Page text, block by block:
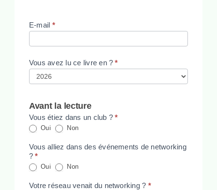
Lecteur
E-mail *
Vous avez lu ce livre en ?*
Avant la lecture
Vous étiez dans un club ?*
Oui Non
Vous alliez dans des événements de networking
?*
Oui Non
Votre réseau venait du networking ? *